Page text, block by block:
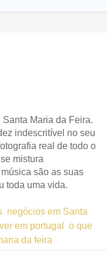
Maria da Feira.
indescritível no seu
real de todo o
mistura
são as suas
toda uma vida.
negócios em Santa
em portugal
o que
da feira